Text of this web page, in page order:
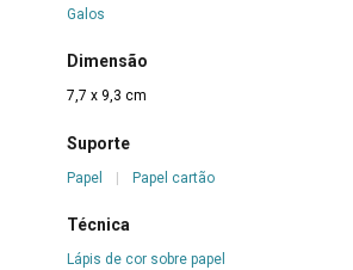
Galos
Dimensão
7,7 x 9,3 cm
Suporte
Papel | Papel cartão
Técnica
Lápis de cor sobre papel